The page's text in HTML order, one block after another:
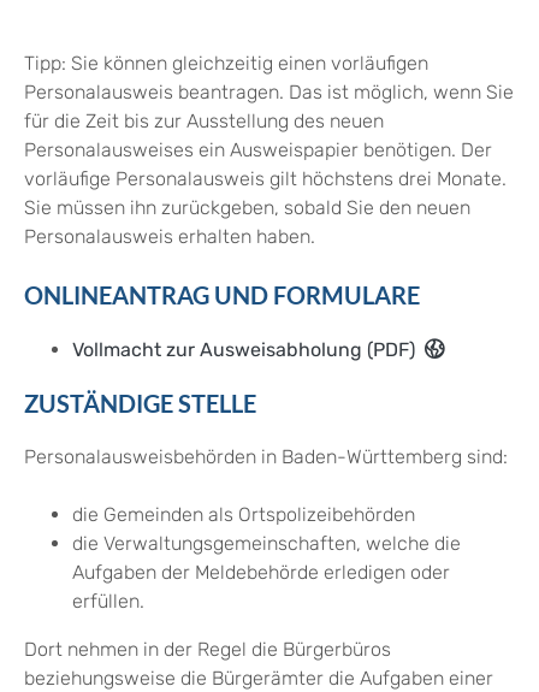
Tipp: Sie können gleichzeitig einen vorläufigen
Personalausweis beantragen. Das ist möglich, wenn Sie
für die Zeit bis zur Ausstellung des neuen
Personalausweises ein Ausweispapier benötigen. Der
vorläufige Personalausweis gilt höchstens drei Monate.
Sie müssen ihn zurückgeben, sobald Sie den neuen
Personalausweis erhalten haben.
ONLINEANTRAG UND FORMULARE
Vollmacht zur Ausweisabholung (PDF)
ZUSTÄNDIGE STELLE
Personalausweisbehörden in Baden-Württemberg sind:
die Gemeinden als Ortspolizeibehörden
die Verwaltungsgemeinschaften, welche die
Aufgaben der Meldebehörde erledigen oder
erfüllen.
Dort nehmen in der Regel die Bürgerbüros
beziehungsweise die Bürgerämter die Aufgaben einer